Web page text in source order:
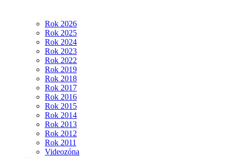
Rok 2026
Rok 2025
Rok 2024
Rok 2023
Rok 2022
Rok 2019
Rok 2018
Rok 2017
Rok 2016
Rok 2015
Rok 2014
Rok 2013
Rok 2012
Rok 2011
Videozóna